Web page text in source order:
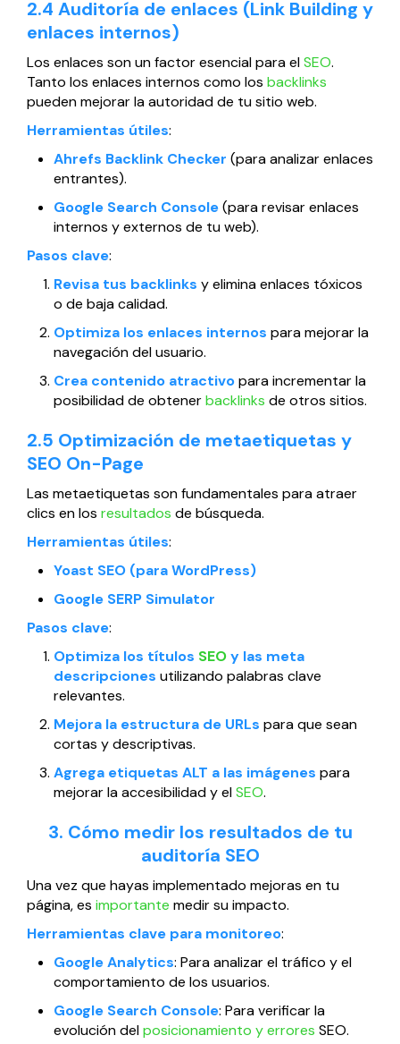
2.4 Auditoría de enlaces (Link Building y
enlaces internos)
Los enlaces son un factor esencial para elSEO.
Tanto los enlaces internos como los backlinks
pueden mejorar la autoridad de tu sitio web.
Herramientas útiles:
Ahrefs Backlink Checker (para analizar enlaces
entrantes).
Google Search Console(para revisar enlaces
internos y externos de tu web).
Pasos clave:
Revisa tus backlinks y elimina enlaces tóxicos
o de baja calidad.
Optimiza los enlaces internos para mejorar la
navegación del usuario.
Crea contenido atractivopara incrementar la
posibilidad de obtenerbacklinks de otros sitios.
2.5 Optimización de metaetiquetas y
SEO On-Page
Las metaetiquetas son fundamentales para atraer
clics en los resultados de búsqueda.
Herramientas útiles:
Yoast SEO (para WordPress)
Google SERP Simulator
Pasos clave:
Optimiza los títulos SEOy las meta
descripciones utilizando palabras clave
relevantes.
Mejora la estructura de URLs para que sean
cortas y descriptivas.
Agrega etiquetas ALT a las imágenes para
mejorar la accesibilidad y elSEO.
3. Cómo medir los resultados de tu
auditoría SEO
Una vez que hayas implementado mejoras en tu
página, es importante medir su impacto.
Herramientas clave para monitoreo:
Google Analytics: Para analizar el tráfico y el
comportamiento de los usuarios.
Google Search Console: Para verificar la
evolución delposicionamiento y errores SEO.